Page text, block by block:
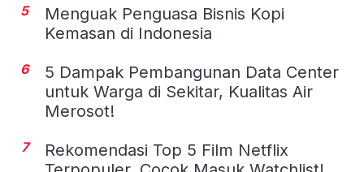
5
Menguak Penguasa Bisnis Kopi
Kemasan di Indonesia
6
5 Dampak Pembangunan Data Center
untuk Warga di Sekitar, Kualitas Air
Merosot!
7
Rekomendasi Top 5 Film Netflix